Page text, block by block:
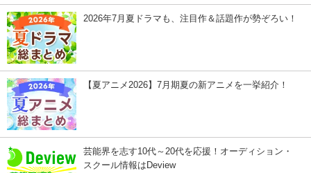
2026年7月夏ドラマも、注目作＆話題作が勢ぞろい！
【夏アニメ2026】7月期夏の新アニメを一挙紹介！
芸能界を志す10代～20代を応援！オーディション・
スクール情報はDeview